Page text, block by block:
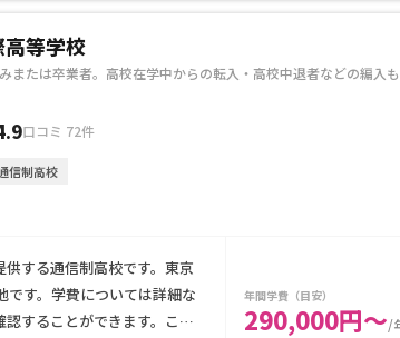
等学校
または卒業者。高校在学中からの転入・高校中退者などの編入も
口コミ 72件
信制高校
する通信制高校です。東京
す。学費については詳細な
することができます。この
年間学費（目安）
290,000円～/